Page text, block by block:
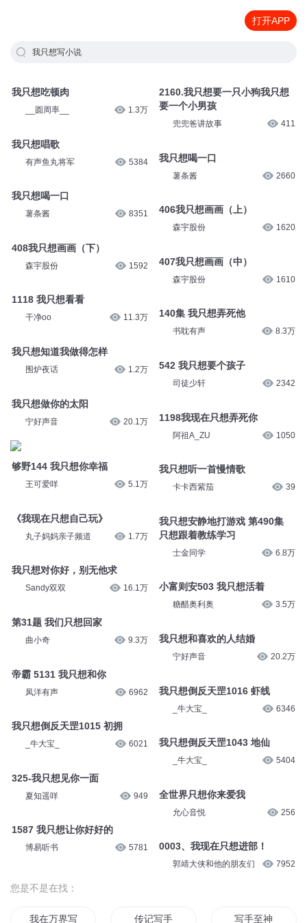
打开APP
我只想写小说
我只想吃顿肉
__圆周率__ 1.3万
我只想唱歌
有声鱼丸将军 5384
我只想喝一口
薯条酱 8351
408我只想画画（下）
森宇股份 1592
1118 我只想看看
干净oo 11.3万
我只想知道我做得怎样
围炉夜话 1.2万
我只想做你的太阳
宁好声音 20.1万
够野144 我只想你幸福
王可爱咩 5.1万
《我现在只想自己玩》
丸子妈妈亲子频道 1.7万
我只想对你好，别无他求
Sandy双双 16.1万
第31题 我们只想回家
曲小奇 9.3万
帝霸 5131 我只想和你
凤洋有声 6962
我只想倒反天罡1015 初拥
_牛大宝_ 6021
325-我只想见你一面
夏知遥咩 949
1587 我只想让你好好的
博易听书 5781
2160.我只想要一只小狗我只想
要一个小男孩
兜兜爸讲故事 411
我只想喝一口
薯条酱 2660
406我只想画画（上）
森宇股份 1620
407我只想画画（中）
森宇股份 1610
140集 我只想弄死他
书耽有声 8.3万
542 我只想要个孩子
司徒少轩 2342
1198我现在只想弄死你
阿祖A_ZU 1050
我只想听一首慢情歌
卡卡西紫茄 39
我只想安静地打游戏 第490集
只想跟着教练学习
士金同学 6.8万
小富则安503 我只想活着
糖醋奥利奥 3.5万
我只想和喜欢的人结婚
宁好声音 20.2万
我只想倒反天罡1016 虾线
_牛大宝_ 6346
我只想倒反天罡1043 地仙
_牛大宝_ 5404
全世界只想你来爱我
允心音悦 256
0003、我现在只想进部！
郭靖大侠和他的朋友们 7952
您是不是在找：
我在万界写小说 传记写手 写手至神